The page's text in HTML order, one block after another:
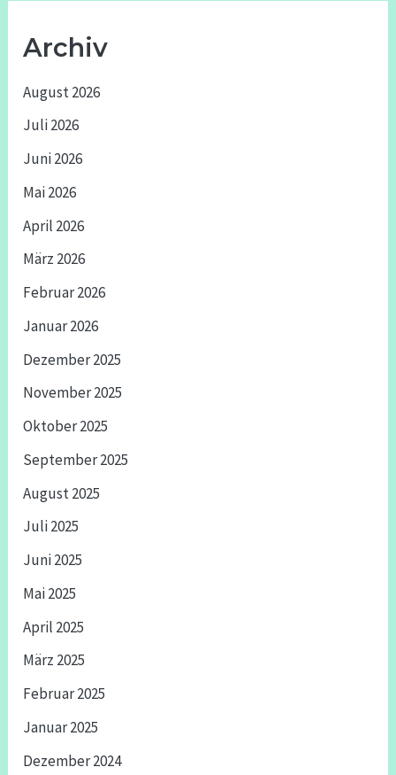
Archiv
August 2026
Juli 2026
Juni 2026
Mai 2026
April 2026
März 2026
Februar 2026
Januar 2026
Dezember 2025
November 2025
Oktober 2025
September 2025
August 2025
Juli 2025
Juni 2025
Mai 2025
April 2025
März 2025
Februar 2025
Januar 2025
Dezember 2024